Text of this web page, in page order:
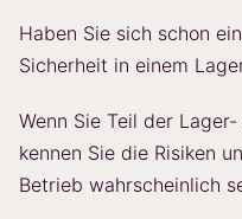
Haben Sie sich schon
Sicherheit in einem
Wenn Sie Teil der
kennen Sie die Risiken
Betrieb wahrscheinlich